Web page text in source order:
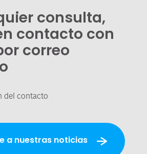
consulta,
contacto con
correo
del contacto
a nuestras noticias